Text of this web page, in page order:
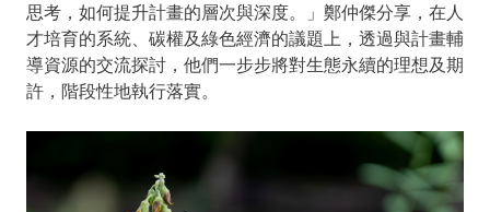
思考，如何提升計畫的層次與深度。」鄭仲傑分享，在人
才培育的系統、碳權及綠色經濟的議題上，透過與計畫輔
導資源的交流探討，他們一步步將對生態永續的理想及期
許，階段性地執行落實。